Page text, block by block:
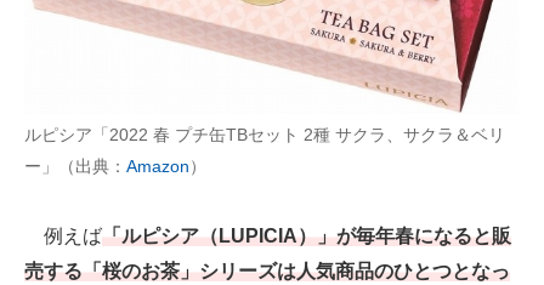
ルピシア「2022 春 プチ缶TBセット 2種 サクラ、サクラ＆ベリ
ー」（出典： Amazon）
例えば「ルピシア（LUPICIA）」が毎年春になると販
売する「桜のお茶」シリーズは人気商品のひとつとなっ